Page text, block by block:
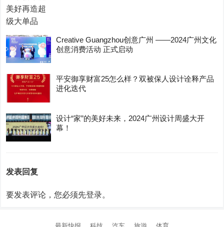
Creative Guangzhou创意广州 ——2024广州文化
创意消费活动 正式启动
平安御享财富25怎么样？双被保人设计诠释产品
进化迭代
设计“家”的美好未来，2024广州设计周盛大开
幕！
发表回复
要发表评论，您必须先登录。